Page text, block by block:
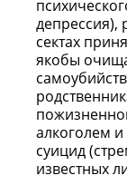
депрессия),
сектах
якобы
алкоголем
суицид
известных